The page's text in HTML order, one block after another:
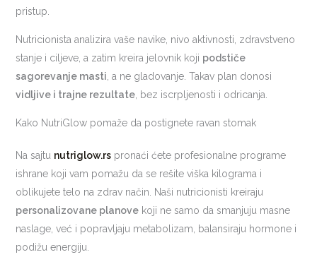
pristup.
Nutricionista analizira vaše navike, nivo aktivnosti, zdravstveno
stanje i ciljeve, a zatim kreira jelovnik koji podstiče
sagorevanje masti, a ne gladovanje. Takav plan donosi
vidljive i trajne rezultate, bez iscrpljenosti i odricanja.
Kako NutriGlow pomaže da postignete ravan stomak
Na sajtu nutriglow.rspronaći ćete profesionalne programe
ishrane koji vam pomažu da se rešite viška kilograma i
oblikujete telo na zdrav način. Naši nutricionisti kreiraju
personalizovane planovekoji ne samo da smanjuju masne
naslage, već i popravljaju metabolizam, balansiraju hormone i
podižu energiju.